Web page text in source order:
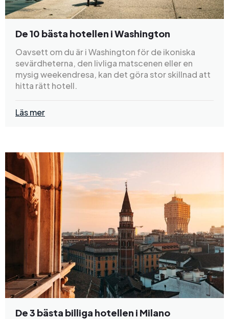
De 10 bästa hotellen i Washington
Oavsett om du är i Washington för de ikoniska
sevärdheterna, den livliga matscenen eller en
mysig weekendresa, kan det göra stor skillnad att
hitta rätt hotell.
Läs mer
De 3 bästa billiga hotellen i Milano